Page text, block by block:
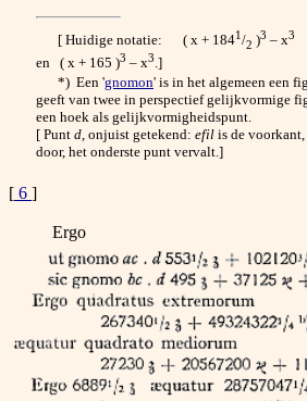
[ Huidige notatie: ( x + 1841/2 )3 – x3
en ( x + 165 )3 – x3.]
*) Een 'gnomon' is in het algemeen een
geeft van twee in perspectief gelijk­vormige
een hoek als gelijkvormigheids­punt.
[ Punt d, onjuist getekend: efil is de voorkant,
door, het onderste punt vervalt.]
[ 6 ]
Ergo